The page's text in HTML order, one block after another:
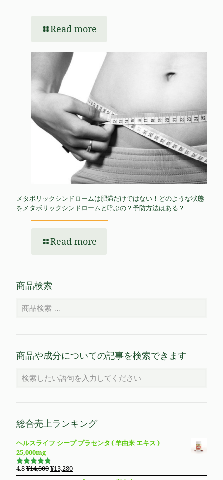
Read more
メタボリックシンドロームは肥満だけではない！どのような状態
をメタボリックシンドロームと呼ぶの？予防方法はある？
Read more
商品検索
商品や成分についての記事を検索できます
総合売上ランキング
ヘルスライフ シープ プラセンタ ( 羊由来 エキス )
25,000mg
5段階で
4.83の評
4.8¥14,800元
の
¥13,280現
在